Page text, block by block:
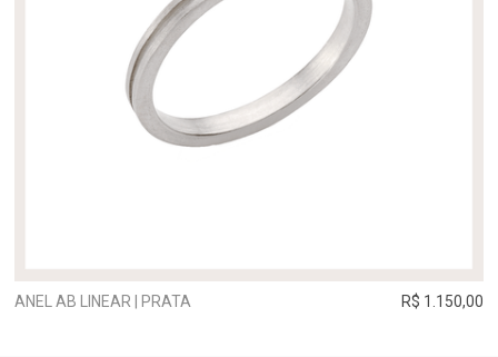
ANEL AB LINEAR | PRATA R$ 1.150,00